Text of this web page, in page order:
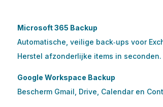
Microsoft 365 Backup
Automatische, veilige back‑ups voor
Herstel afzonderlijke items in seconden.
Google Workspace Backup
Bescherm Gmail, Drive, Calendar en